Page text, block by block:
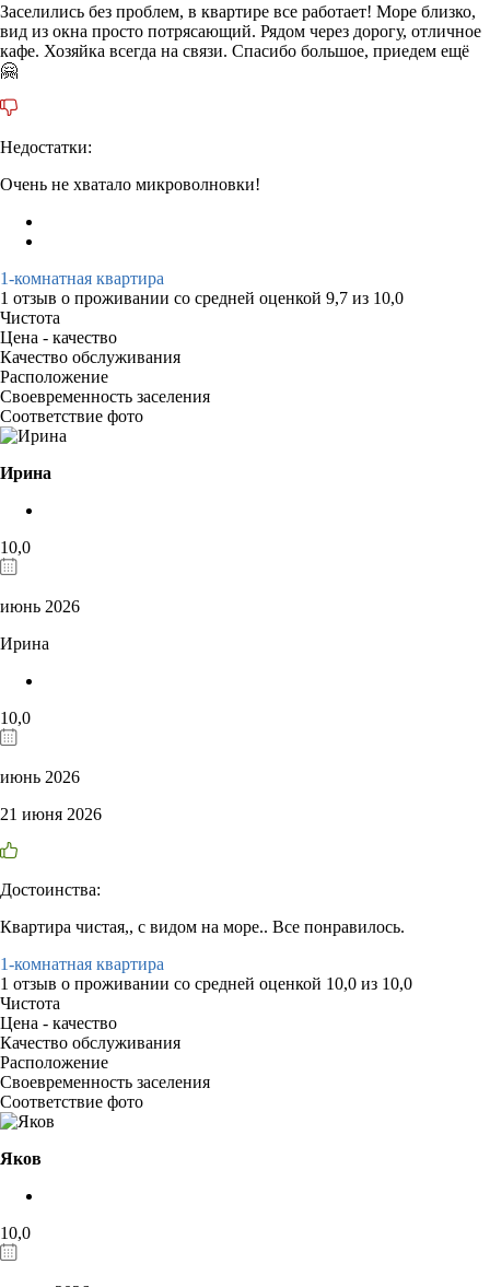
Заселились без проблем, в квартире все работает! Море близко,
вид из окна просто потрясающий. Рядом через дорогу, отличное
кафе. Хозяйка всегда на связи. Спасибо большое, приедем ещё
🤗
Недостатки:
Очень не хватало микроволновки!
1-комнатная квартира
1 отзыв о проживании со средней оценкой 9,7 из 10,0
Чистота
Цена - качество
Качество обслуживания
Расположение
Своевременность заселения
Соответствие фото
Ирина
10,0
июнь 2026
Ирина
10,0
июнь 2026
21 июня 2026
Достоинства:
Квартира чистая,, с видом на море.. Все понравилось.
1-комнатная квартира
1 отзыв о проживании со средней оценкой 10,0 из 10,0
Чистота
Цена - качество
Качество обслуживания
Расположение
Своевременность заселения
Соответствие фото
Яков
10,0